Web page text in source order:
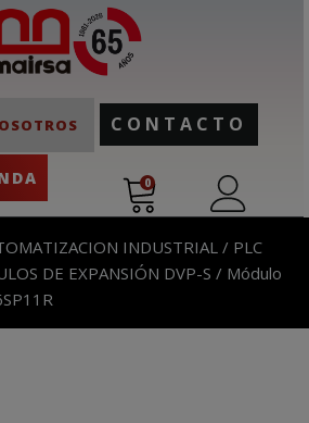
CONTACTO
0
INDUSTRIAL / PLC
DE EXPANSIÓN DVP-S / Módulo